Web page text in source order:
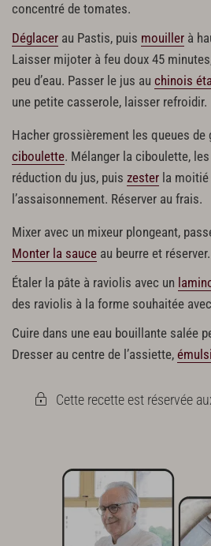
concentré de tomates.
Déglacer au Pastis, puis mouiller à
Laisser mijoter à feu doux 45
peu d’eau. Passer le jus au chinois
une petite casserole, laisser refroidir.
Hacher grossièrement les queues de
ciboulette. Mélanger la ciboulette,
réduction du jus, puis zester la
l’assaisonnement. Réserver au frais.
Mixer avec un mixeur plongeant,
Monter la sauce au beurre et réserver.
Étaler la pâte à raviolis avec un
des raviolis à la forme souhaitée
Cuire dans une eau bouillante salée
Dresser au centre de l’assiette,
Cette recette est réservée